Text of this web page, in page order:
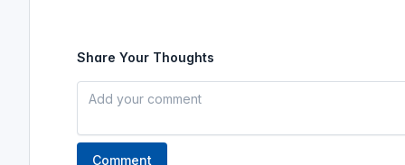
Share Your Thoughts
Comment